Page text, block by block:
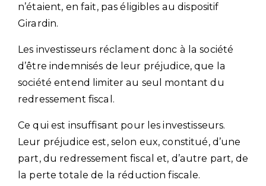
n’étaient, en fait, pas éligibles au dispositif
Girardin.
Les investisseurs réclament donc à la société
d’être indemnisés de leur préjudice, que la
société entend limiter au seul montant du
redressement fiscal.
Ce qui est insuffisant pour les investisseurs.
Leur préjudice est, selon eux, constitué, d’une
part, du redressement fiscal et, d’autre part, de
la perte totale de la réduction fiscale.